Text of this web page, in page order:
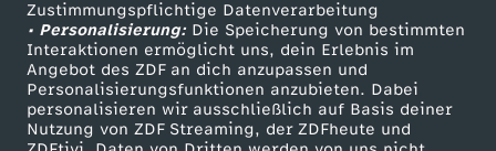
Zustimmungspflichtige Datenverarbeitung
• Personalisierung:Die Speicherung von bestimmten
Interaktionen ermöglicht uns, dein Erlebnis im
Angebot des ZDF an dich anzupassen und
Personalisierungsfunktionen anzubieten. Dabei
personalisieren wir ausschließlich auf Basis deiner
Nutzung von ZDF Streaming, der ZDFheute und
Livestreams
Sendungen A-Z
TV-Programm
Zuschauerservice
Hilfe